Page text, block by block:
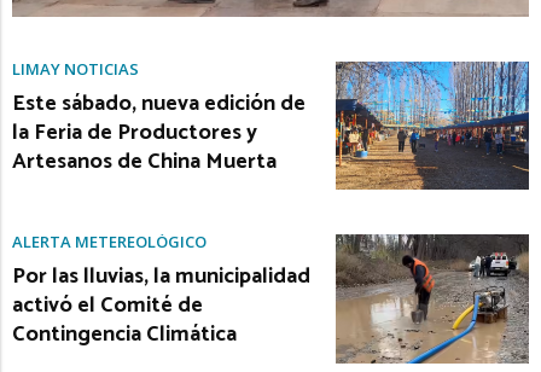
LIMAY NOTICIAS
Este sábado, nueva edición de
la Feria de Productores y
Artesanos de China Muerta
ALERTA METEREOLÓGICO
Por las lluvias, la municipalidad
activó el Comité de
Contingencia Climática